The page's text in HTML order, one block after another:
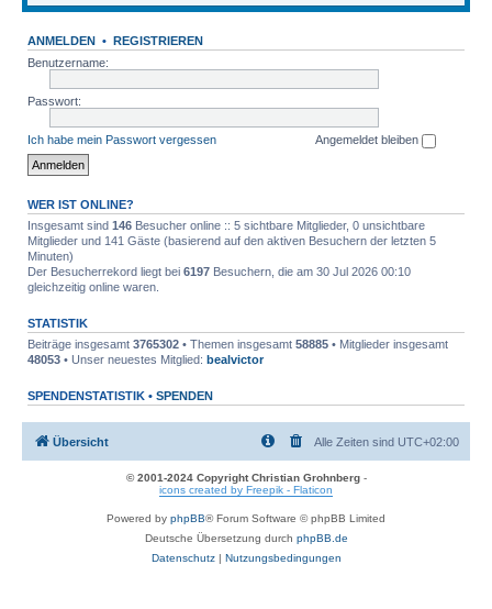
ANMELDEN • REGISTRIEREN
Benutzername:
Passwort:
Ich habe mein Passwort vergessen Angemeldet bleiben
WER IST ONLINE?
Insgesamt sind 146 Besucher online :: 5 sichtbare Mitglieder, 0 unsichtbare
Mitglieder und 141 Gäste (basierend auf den aktiven Besuchern der letzten 5
Minuten)
Der Besucherrekord liegt bei 6197 Besuchern, die am 30 Jul 2026 00:10
gleichzeitig online waren.
STATISTIK
Beiträge insgesamt 3765302 • Themen insgesamt 58885 • Mitglieder insgesamt
48053 • Unser neuestes Mitglied: bealvictor
SPENDENSTATISTIK • SPENDEN
Übersicht Alle Zeiten sind UTC+02:00
© 2001-2024 Copyright Christian Grohnberg-
icons created by Freepik - Flaticon
Powered by phpBB® Forum Software © phpBB Limited
Deutsche Übersetzung durch phpBB.de
Datenschutz| Nutzungsbedingungen